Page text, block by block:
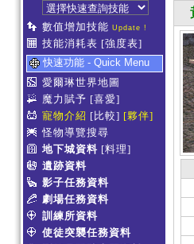
數值增加技能 Update !
技能消耗表 [強度表]
快速功能 - Quick Menu
愛爾琳世界地圖
魔力賦予 [喜愛]
寵物介紹 [比較] [夥伴]
怪物導覽搜尋
地下城資料 [料理]
遺跡資料
影子任務資料
劇場任務資料
訓練所資料
使徒突襲任務資料